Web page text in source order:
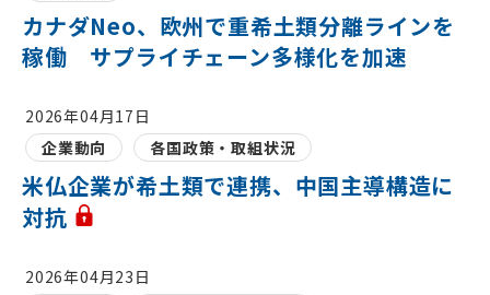
カナダNeo、欧州で重希土類分離ラインを
稼働 サプライチェーン多様化を加速
2026年04月17日
企業動向
各国政策・取組状況
米仏企業が希土類で連携、中国主導構造に
対抗
2026年04月23日